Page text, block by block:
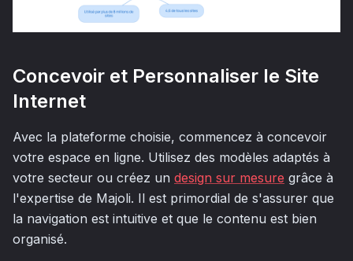
Concevoir et Personnaliser le Site
Internet
Avec la plateforme choisie, commencez à concevoir
votre espace en ligne. Utilisez des modèles adaptés à
votre secteur ou créez un design sur mesure grâce à
l'expertise de Majoli. Il est primordial de s'assurer que
la navigation est intuitive et que le contenu est bien
organisé.